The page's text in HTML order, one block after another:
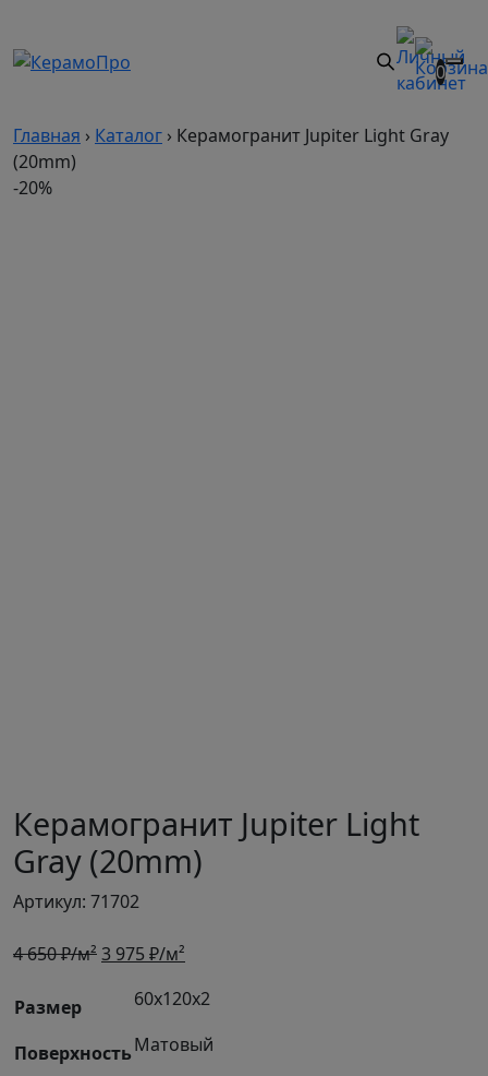
0
Главная › Каталог › Керамогранит Jupiter Light Gray
(20mm)
-20%
Керамогранит Jupiter Light
Gray (20mm)
Артикул: 71702
4 650₽/м²Первоначальная
составляла
650 ₽/
3 975 ₽/м²
3
975 ₽/
м².
Размер 60x120x2
ПоверхностьМатовый